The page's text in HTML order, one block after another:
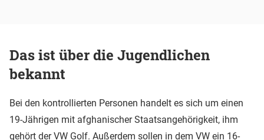
Das ist über die Jugendlichen
bekannt
Bei den kontrollierten Personen handelt es sich um einen
19-Jährigen mit afghanischer Staatsangehörigkeit, ihm
gehört der VW Golf. Außerdem sollen in dem VW ein 16-